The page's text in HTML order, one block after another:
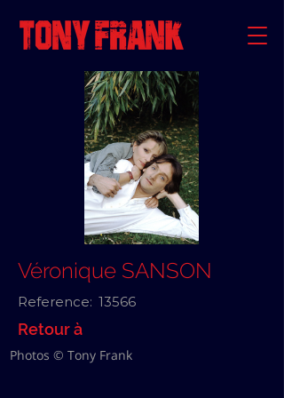
Véronique SANSON
Reference: 13566
Retour à
Photos © Tony Frank